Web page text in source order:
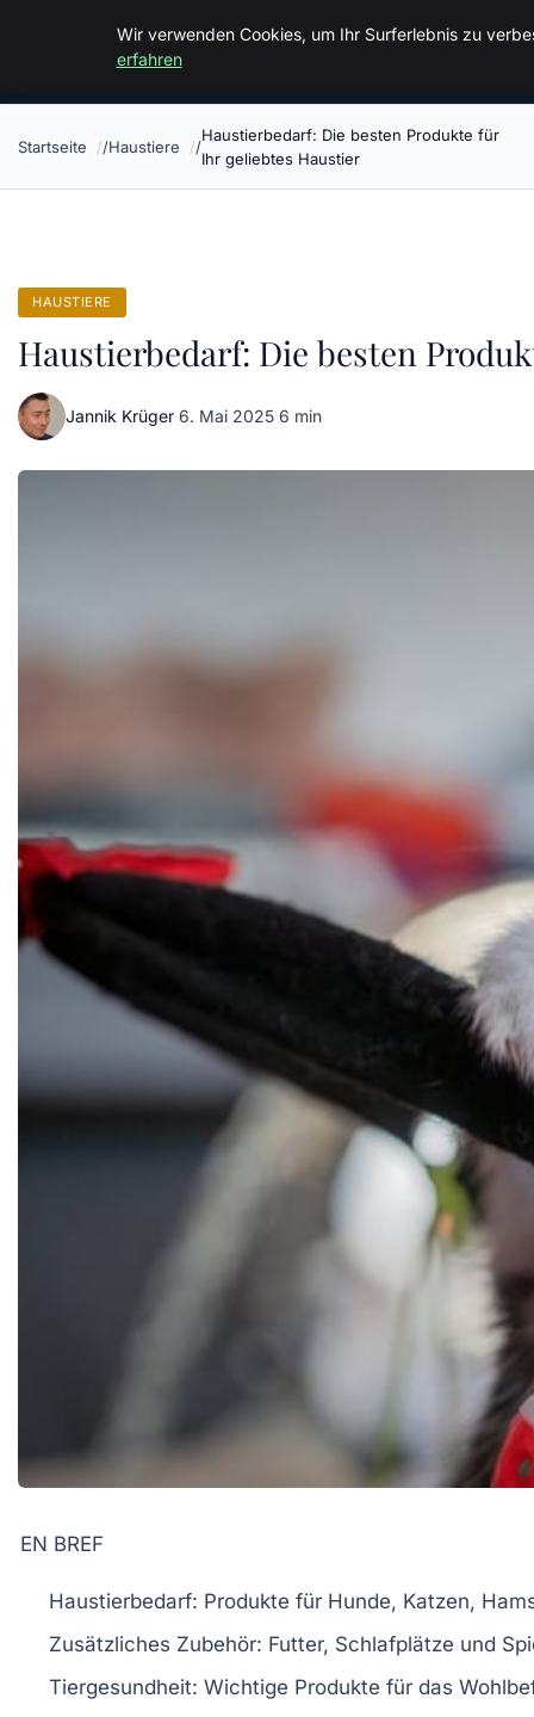
Malzminden
Startseite Haustiere
Haustierbedarf: Die besten Produkte für
Ihr geliebtes Haustier
HAUSTIERE
Haustierbedarf: Die besten
Jannik Krüger·6. Mai 2025·6 min
EN BREF
Haustierbedarf: Produkte für Hunde, Katzen,
Zusätzliches Zubehör: Futter, Schlafplätze und
Tiergesundheit: Wichtige Produkte für das
Wir verwenden Cookies, um Ihr Surferlebnis zu
erfahren